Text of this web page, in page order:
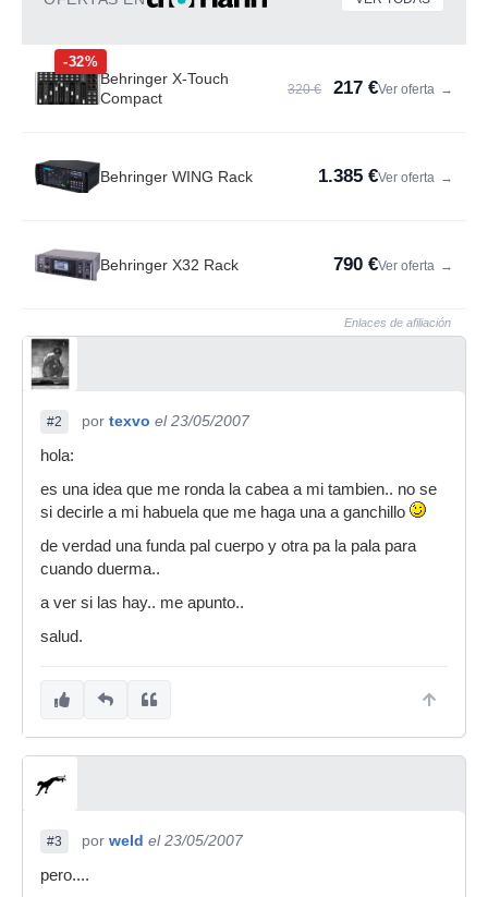
-32%
Behringer X-Touch
Compact
320 € 217 €Ver oferta →
Behringer WING Rack 1.385 €Ver oferta →
Behringer X32 Rack 790 €Ver oferta →
Enlaces de afiliación
#2 por texvo el 23/05/2007
hola:
es una idea que me ronda la cabea a mi tambien.. no se
si decirle a mi habuela que me haga una a ganchillo
de verdad una funda pal cuerpo y otra pa la pala para
cuando duerma..
a ver si las hay.. me apunto..
salud.
#3 por weld el 23/05/2007
pero....